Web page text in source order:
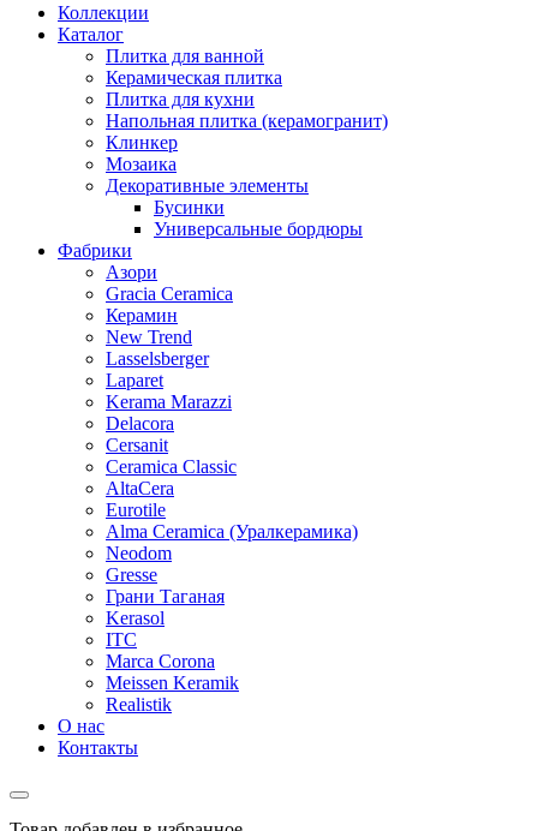
Коллекции
Каталог
Плитка для ванной
Керамическая плитка
Плитка для кухни
Напольная плитка (керамогранит)
Клинкер
Мозаика
Декоративные элементы
Бусинки
Универсальные бордюры
Фабрики
Азори
Gracia Ceramica
Керамин
New Trend
Lasselsberger
Laparet
Kerama Marazzi
Delacora
Cersanit
Ceramica Classic
AltaCera
Eurotile
Alma Ceramica (Уралкерамика)
Neodom
Gresse
Грани Таганая
Kerasol
ITC
Marca Corona
Meissen Keramik
Realistik
О нас
Контакты